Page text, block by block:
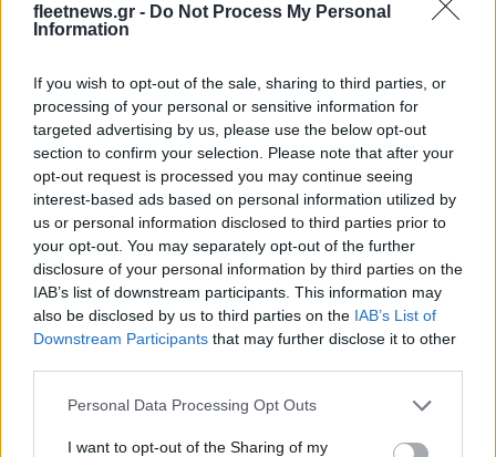
fleetnews.gr - Do Not Process My Personal
Information
If you wish to opt-out of the sale, sharing to third parties, or
processing of your personal or sensitive information for
targeted advertising by us, please use the below opt-out
section to confirm your selection. Please note that after your
opt-out request is processed you may continue seeing
interest-based ads based on personal information utilized by
us or personal information disclosed to third parties prior to
your opt-out. You may separately opt-out of the further
disclosure of your personal information by third parties on the
IAB’s list of downstream participants. This information may
also be disclosed by us to third parties on the IAB’s List of
Downstream Participants that may further disclose it to other
Please note that this website/app uses one or more Google
not limited to your visit or usage behaviour. You may click to
Personal Data Processing Opt Outs
I want to opt-out of the Sharing of my
Metlen: Ρεκόρ EBITDA στο α' εξάμηνο, στα 550 εκατ. ευρώ –
Χρηματοδότηση 8 εκατ.
ευρώ σε 843 μέσα
ενημέρωσης- Ξεκίνησε το
πενταετές πρόγραμμα
ενίσχυσης του Τύπου
Media: Με ενίσχυση 8 εκατ.
ευρώ σε 451 επιχειρήσεις
ξεκίνησε το πρόγραμμα